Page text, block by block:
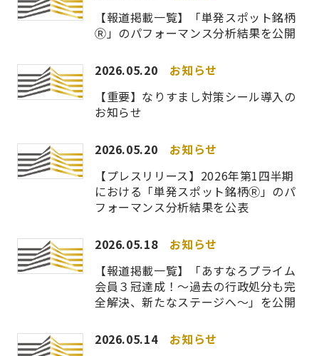
【報道掲載一覧】「単発スポット銘柄
Ⓡ」のパフォーマンス分析結果を公開
2026.05.20
お知らせ
【重要】なりすまし対策シール導入の
お知らせ
2026.05.20
お知らせ
【プレスリリース】2026年第1四半期
における「単発スポット銘柄Ⓡ」のパ
フォーマンス分析結果を公表
2026.05.18
お知らせ
【報道掲載一覧】「あすなろプライム
会員３冠達成！～過去の行政処分も完
全解決、新たなステージへ～」を公開
2026.05.14
お知らせ